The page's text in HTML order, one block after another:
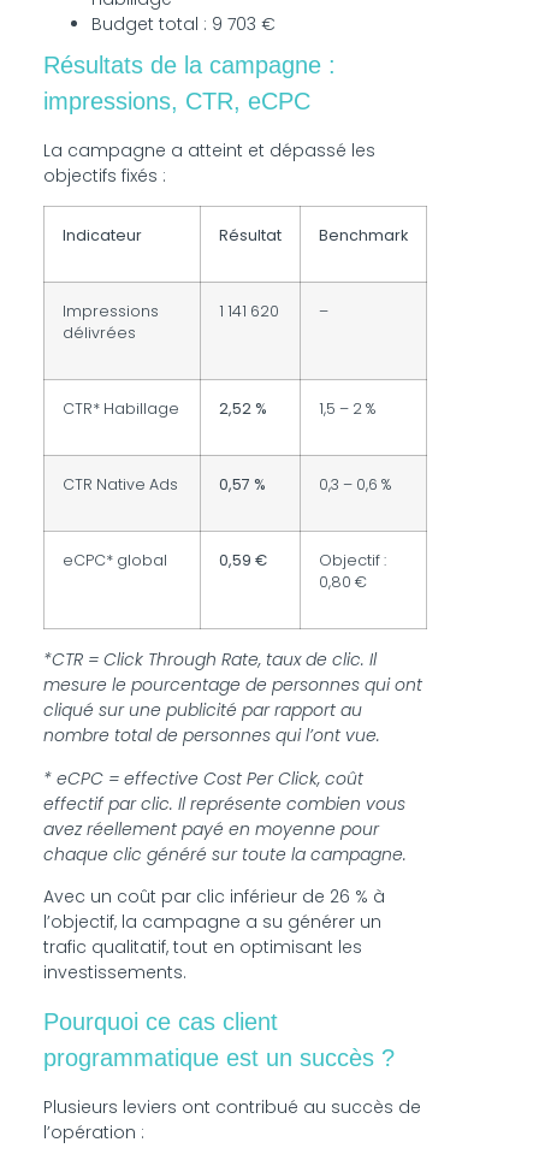
Budget total : 9 703 €
Résultats de la campagne :
impressions, CTR, eCPC
La campagne a atteint et dépassé les
objectifs fixés :
Indicateur Résultat Benchmark
Impressions
délivrées
1 141 620 –
CTR* Habillage 2,52 % 1,5 – 2 %
CTR Native Ads 0,57 % 0,3 – 0,6 %
eCPC* global 0,59 €
Objectif :
0,80 €
*CTR = Click Through Rate, taux de clic. Il
mesure le pourcentage de personnes qui ont
cliqué sur une publicité par rapport au
nombre total de personnes qui l’ont vue.
* eCPC = effective Cost Per Click, coût
effectif par clic. Il représente combien vous
avez réellement payé en moyenne pour
chaque clic généré sur toute la campagne.
Avec un coût par clic inférieur de 26 % à
l’objectif, la campagne a su générer un
trafic qualitatif, tout en optimisant les
investissements.
Pourquoi ce cas client
programmatique est un succès ?
Plusieurs leviers ont contribué au succès de
l’opération :